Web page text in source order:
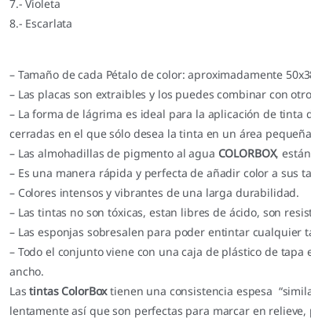
7.- Violeta
8.- Escarlata
– Tamaño de cada Pétalo de color: aproximadamente
– Las placas son extraibles y los puedes combinar con
– La forma de lágrima es ideal para la aplicación de
cerradas en el que sólo desea la tinta en un área
– Las almohadillas de pigmento al agua COLORBOX,
– Es una manera rápida y perfecta de añadir color a sus
– Colores intensos y vibrantes de una larga durabilidad.
– Las tintas no son tóxicas, estan libres de ácido, son
– Las esponjas sobresalen para poder entintar cualquier
– Todo el conjunto viene con una caja de plástico de
ancho.
Lastintas ColorBoxtienen una consistencia espesa
lentamente así que son perfectas para marcar en